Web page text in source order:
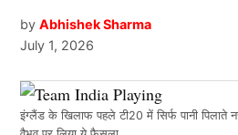
by Abhishek Sharma
July 1, 2026
इंग्लैंड के खिलाफ पहले टी20 में सिर्फ पानी